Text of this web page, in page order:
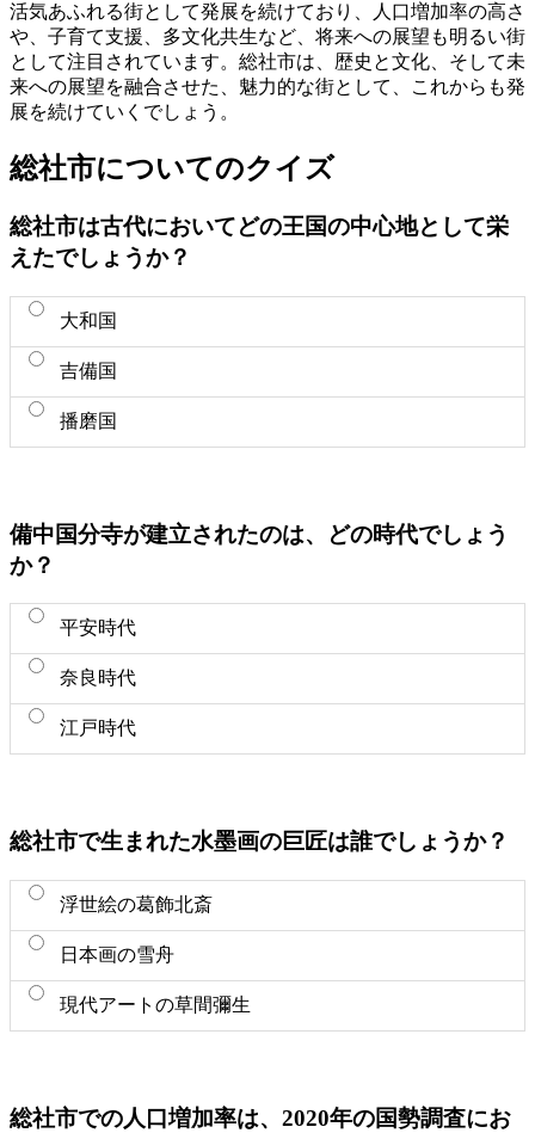
活気あふれる街として発展を続けており、人口増加率の高さ
や、子育て支援、多文化共生など、将来への展望も明るい街
として注目されています。総社市は、歴史と文化、そして未
来への展望を融合させた、魅力的な街として、これからも発
展を続けていくでしょう。
総社市についてのクイズ
総社市は古代においてどの王国の中心地として栄
えたでしょうか？
大和国
吉備国
播磨国
備中国分寺が建立されたのは、どの時代でしょう
か？
平安時代
奈良時代
江戸時代
総社市で生まれた水墨画の巨匠は誰でしょうか？
浮世絵の葛飾北斎
日本画の雪舟
現代アートの草間彌生
総社市での人口増加率は、2020年の国勢調査にお